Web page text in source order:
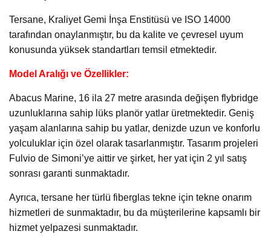
Tersane, Kraliyet Gemi İnşa Enstitüsü ve ISO 14000
tarafından onaylanmıştır, bu da kalite ve çevresel uyum
konusunda yüksek standartları temsil etmektedir.
Model Aralığı ve Özellikler:
Abacus Marine, 16 ila 27 metre arasında değişen flybridge
uzunluklarına sahip lüks planör yatlar üretmektedir. Geniş
yaşam alanlarına sahip bu yatlar, denizde uzun ve konforlu
yolculuklar için özel olarak tasarlanmıştır. Tasarım projeleri
Fulvio de Simoni’ye aittir ve şirket, her yat için 2 yıl satış
sonrası garanti sunmaktadır.
Ayrıca, tersane her türlü fiberglas tekne için tekne onarım
hizmetleri de sunmaktadır, bu da müşterilerine kapsamlı bir
hizmet yelpazesi sunmaktadır.